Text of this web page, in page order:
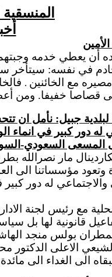
أن يعطي خدمه
في نفسه:
مع الخائنين .
خفيفا. ومن
جبيل: نأمل ان
دور كبير في انماء
المسعى السعودي-
الماروني الكاردينال
وتعود مؤسساتنا الى
له دور كبير
مع رئيس لجنة
قانونية لها بل
المطران بولس
الاعلى
الى الغداء الى